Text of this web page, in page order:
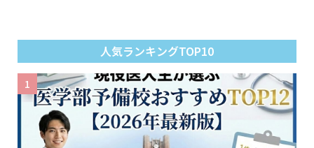
人気ランキングTOP10
1